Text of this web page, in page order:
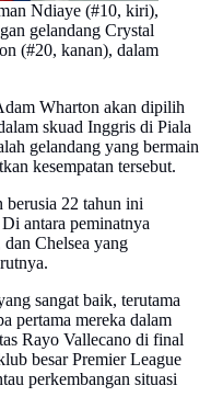
Ndiaye (#10, kiri),
gelandang Crystal
(#20, kanan), dalam
Wharton akan dipilih
skuad Inggris di Piala
gelandang yang bermain
kesempatan tersebut.
berusia 22 tahun ini
antara peminatnya
Chelsea yang
sangat baik, terutama
pertama mereka dalam
Rayo Vallecano di final
besar Premier League
perkembangan situasi